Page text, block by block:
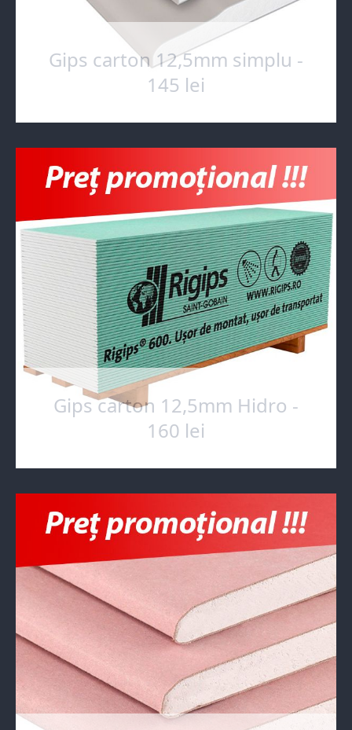
Gips carton 12,5mm simplu -
145 lei
Gips carton 12,5mm Hidro -
160 lei